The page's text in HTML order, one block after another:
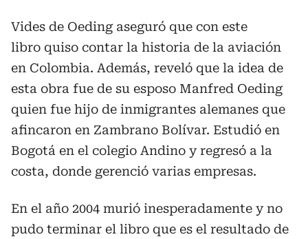
Vides de Oeding aseguró que con este
libro quiso contar la historia de la aviación
en Colombia. Además, reveló que la idea de
esta obra fue de su esposo Manfred Oeding
quien fue hijo de inmigrantes alemanes que
afincaron en Zambrano Bolívar. Estudió en
Bogotá en el colegio Andino y regresó a la
costa, donde gerenció varias empresas.
En el año 2004 murió inesperadamente y no
pudo terminar el libro que es el resultado de